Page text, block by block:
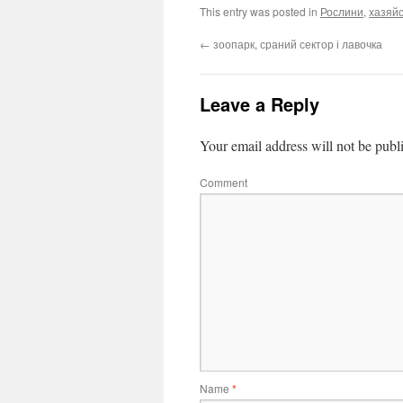
This entry was posted in Рослини,
← зоопарк, сраний сектор і лавочка
Leave a Reply
Your email address will not be
Comment
Name *